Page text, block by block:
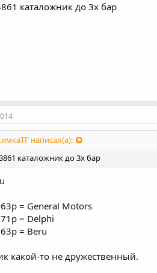
каталожник до 3х бар
написал(а):
каталожник до 3х бар
= General Motors
= Delphi
= Beru
какой-то не дружественный.